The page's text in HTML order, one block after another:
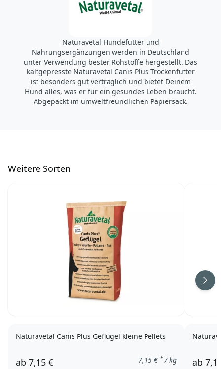
Naturavetal Hundefutter und
Nahrungsergänzungen werden in Deutschland
unter Verwendung bester Rohstoffe hergestellt. Das
kaltgepresste Naturavetal Canis Plus Trockenfutter
ist besonders gut verträglich und bietet Deinem
Hund alles, was er für ein gesundes Leben braucht.
Abgepackt im umweltfreundlichen Papiersack.
Weitere Sorten
Naturavetal Canis Plus Geflügel kleine Pellets
ab 7,15 € 7,15 € * / kg ab